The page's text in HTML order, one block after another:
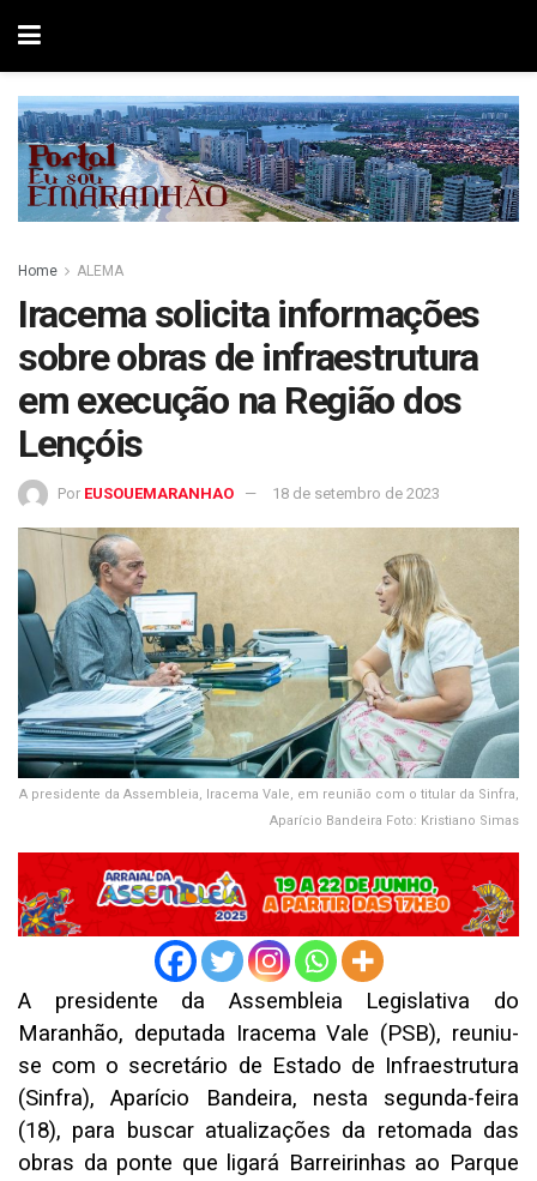
Home ALEMA
Iracema solicita informações
sobre obras de infraestrutura
em execução na Região dos
Lençóis
Por EUSOUEMARANHAO 18 de setembro de 2023
A presidente da Assembleia, Iracema Vale, em reunião com o titular da Sinfra,
Aparício Bandeira Foto: Kristiano Simas
A presidente da Assembleia Legislativa do
Maranhão, deputada Iracema Vale (PSB), reuniu-
se com o secretário de Estado de Infraestrutura
(Sinfra), Aparício Bandeira, nesta segunda-feira
(18), para buscar atualizações da retomada das
obras da ponte que ligará Barreirinhas ao Parque